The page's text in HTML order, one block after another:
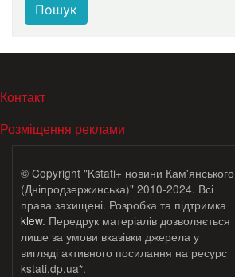
Пошук
МЕНЮ В ПОДВАЛЕ
Контакт
Розміщення реклами
© Copyright "Kstati+ новини Кам'янського
(Дніпродзержинська)" 2010-2024. Всі
права захищені. Розробка та підтримка
klew. Передрук матеріалів дозволяється
лише за умови вказівки джерела у
вигляді активного посилання на ресурс
kstati.dp.ua*.